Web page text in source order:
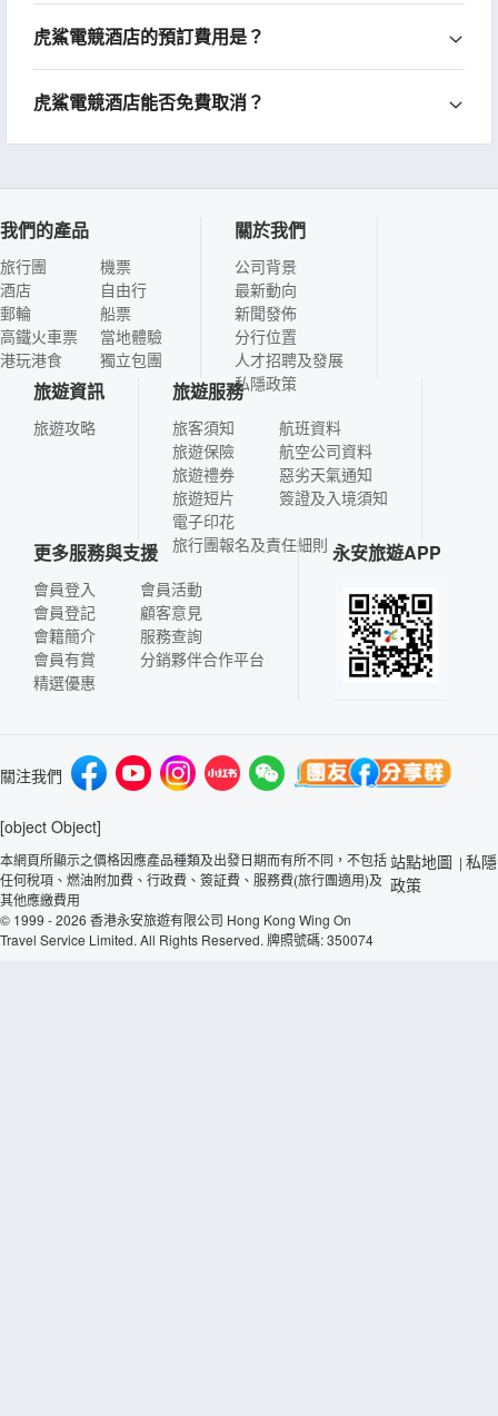
虎鯊電競酒店的預訂費用是？
虎鯊電競酒店能否免費取消？
我們的產品
旅行團
酒店
郵輪
高鐵火車票
港玩港食
機票
自由行
船票
當地體驗
獨立包團
關於我們
公司背景
最新動向
新聞發佈
分行位置
人才招聘及發展
私隱政策
旅遊資訊
旅遊攻略
旅遊服務
旅客須知
旅遊保險
旅遊禮券
旅遊短片
電子印花
航班資料
航空公司資料
惡劣天氣通知
簽證及入境須知
旅行團報名及責任細則
更多服務與支援
會員登入
會員登記
會籍簡介
會員有賞
精選優惠
會員活動
顧客意見
服務查詢
分銷夥伴合作平台
永安旅遊APP
關注我們
[object Object]
本網頁所顯示之價格因應產品種類及出發日期而有所不同，不包括
任何稅項、燃油附加費、行政費、簽証費、服務費(旅行團適用)及
其他應繳費用
© 1999 - 2026 香港永安旅遊有限公司 Hong Kong Wing On
Travel Service Limited. All Rights Reserved. 牌照號碼: 350074
站點地圖 | 私隱
政策